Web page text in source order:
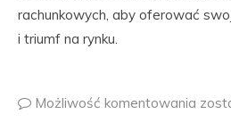
rachunkowych, aby oferować
i triumf na rynku.
Możliwość komentowania